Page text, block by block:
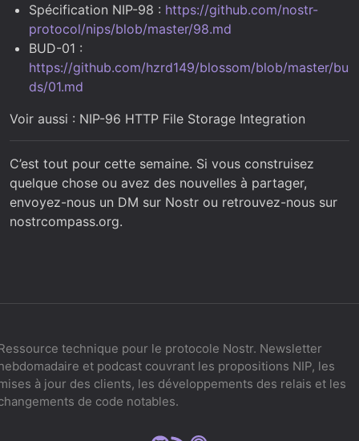
Spécification NIP-98 : https://github.com/nostr-
protocol/nips/blob/master/98.md
BUD-01 :
https://github.com/hzrd149/blossom/blob/master/bu
ds/01.md
Voir aussi : NIP-96 HTTP File Storage Integration
C’est tout pour cette semaine. Si vous construisez
quelque chose ou avez des nouvelles à partager,
envoyez-nous un DM sur Nostr ou retrouvez-nous sur
nostrcompass.org.
technique pour le protocole Nostr. Newsletter
et podcast couvrant les propositions NIP, les
à jour des clients, les développements des relais et les
de code notables.